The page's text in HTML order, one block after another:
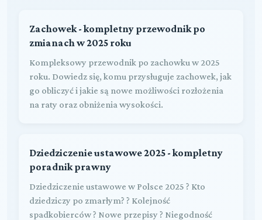
Zachowek - kompletny przewodnik po
zmianach w 2025 roku
Kompleksowy przewodnik po zachowku w 2025
roku. Dowiedz się, komu przysługuje zachowek, jak
go obliczyć i jakie są nowe możliwości rozłożenia
na raty oraz obniżenia wysokości.
Dziedziczenie ustawowe 2025 - kompletny
poradnik prawny
Dziedziczenie ustawowe w Polsce 2025 ? Kto
dziedziczy po zmarłym? ? Kolejność
spadkobierców ? Nowe przepisy ? Niegodność